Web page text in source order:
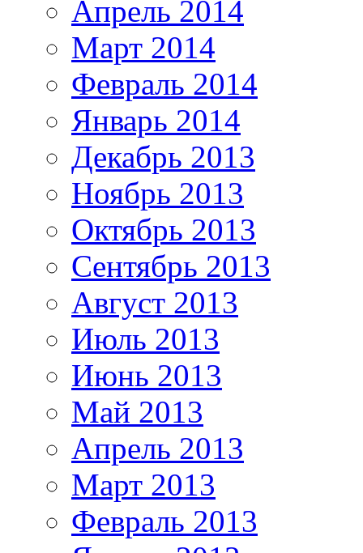
Апрель 2014
Март 2014
Февраль 2014
Январь 2014
Декабрь 2013
Ноябрь 2013
Октябрь 2013
Сентябрь 2013
Август 2013
Июль 2013
Июнь 2013
Май 2013
Апрель 2013
Март 2013
Февраль 2013